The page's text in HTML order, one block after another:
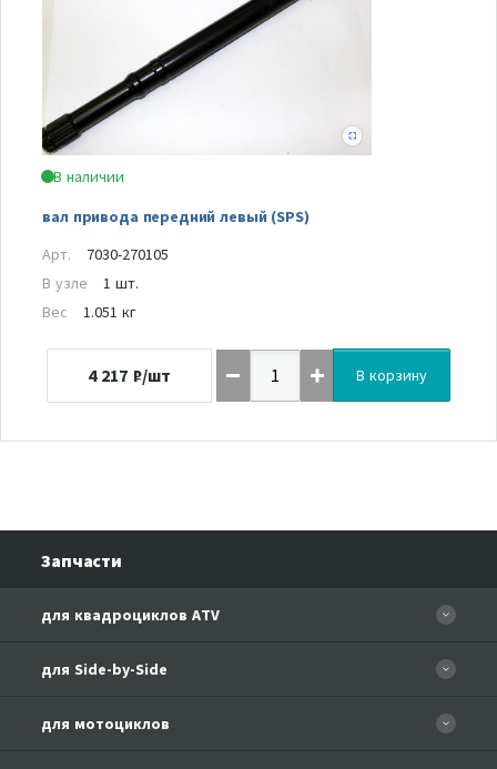
В наличии
вал привода передний левый (SPS)
Арт.
7030-270105
В узле
1 шт.
Вес
1.051 кг
4 217 ₽/шт В корзину
Запчасти
для квадроциклов ATV
CFORCE 110 EFI
CF500-A Basic
для Side-by-Side
для мотоциклов